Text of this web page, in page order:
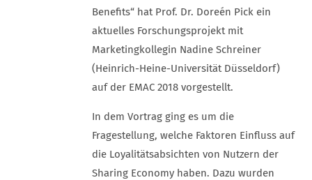
Benefits“ hat Prof. Dr. Doreén Pick ein
aktuelles Forschungsprojekt mit
Marketingkollegin Nadine Schreiner
(Heinrich-Heine-Universität Düsseldorf)
auf der EMAC 2018 vorgestellt.
In dem Vortrag ging es um die
Fragestellung, welche Faktoren Einfluss auf
die Loyalitätsabsichten von Nutzern der
Sharing Economy haben. Dazu wurden